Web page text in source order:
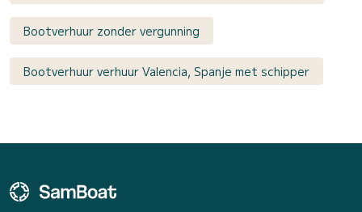
Bootverhuur zonder vergunning
Bootverhuur verhuur Valencia, Spanje met schipper